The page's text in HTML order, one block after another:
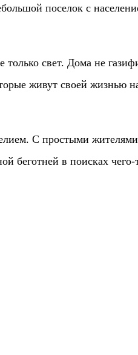
поселок с
свет. Дома не
живут своей жизнью
С простыми
беготней в поисках